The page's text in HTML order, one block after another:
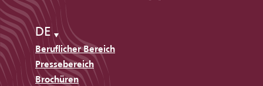
DE
Beruflicher Bereich
Pressebereich
Brochüren